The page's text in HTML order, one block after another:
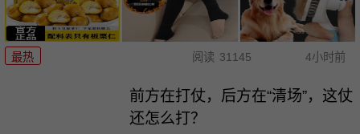
最热 阅读 31145 4小时前
前方在打仗，后方在“清场”，这仗
还怎么打？